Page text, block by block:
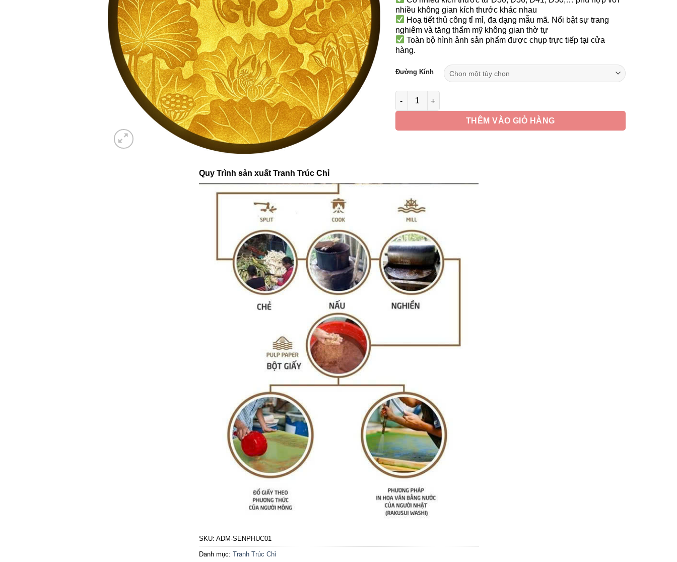
4,590,000 ₫
nhiều không gian kích thước khác nhau
Hoạ tiết thủ công tỉ mỉ, đa dạng mẫu mã. Nổi bật sự trang
nghiêm và tăng thẩm mỹ không gian thờ tự
Toàn bộ hình ảnh sản phẩm được chụp trực tiếp tại cửa
hàng.
Đường Kính
Tranh Điện Bằng Trúc Chỉ, Họa Tiết Hoa Sen Chữ Phúc, Nhiều Kích Thước số
THÊM VÀO GIỎ HÀNG
Quy Trình sản xuất Tranh Trúc Chỉ
SKU: ADM-SENPHUC01
Danh mục: Tranh Trúc Chỉ